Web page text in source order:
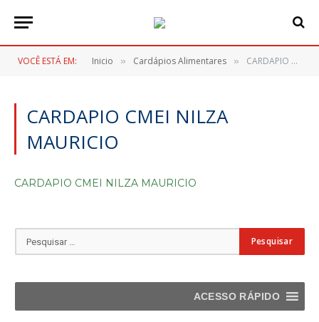
VOCÊ ESTÁ EM: Inicio » Cardápios Alimentares » CARDAPIO CMEI NILZA MAURICIO
CARDAPIO CMEI NILZA
MAURICIO
CARDAPIO CMEI NILZA MAURICIO
ACESSO RÁPIDO